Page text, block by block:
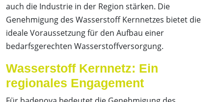
auch die Industrie in der Region stärken. Die
Genehmigung des Wasserstoff Kernnetzes bietet die
ideale Voraussetzung für den Aufbau einer
bedarfsgerechten Wasserstoffversorgung.
Wasserstoff Kernnetz: Ein
regionales Engagement